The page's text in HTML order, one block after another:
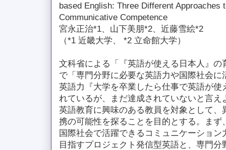
based English: Three Different Approaches
Communicative Competence
宮永正治*1、山下美朋*2、近藤雪絵*2
（*1 近畿大学、 *2 立命館大学）
文科省による「『英語が使える日本人』
で「専門分野に必要な英語力や国際社会
英語力『大学を卒業したら仕事で英語が
れているが、まだ達成されていないと言
英語教育に興味のある教員を対象として
携の可能性を探ることを目的とする。ま
国際社会で活躍できるコミュニケーショ
目指すプロジェクト発信型英語と、専門